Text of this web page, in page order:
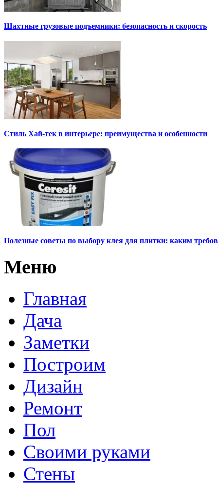
Шахтные грузовые подъемники: безопасность и скорость
Стиль Хай-тек в интерьере: преимущества и особенности
Полезные советы по выбору клея для плитки: каким
Меню
Главная
Дача
Заметки
Построим
Дизайн
Ремонт
Пол
Своими руками
Стены